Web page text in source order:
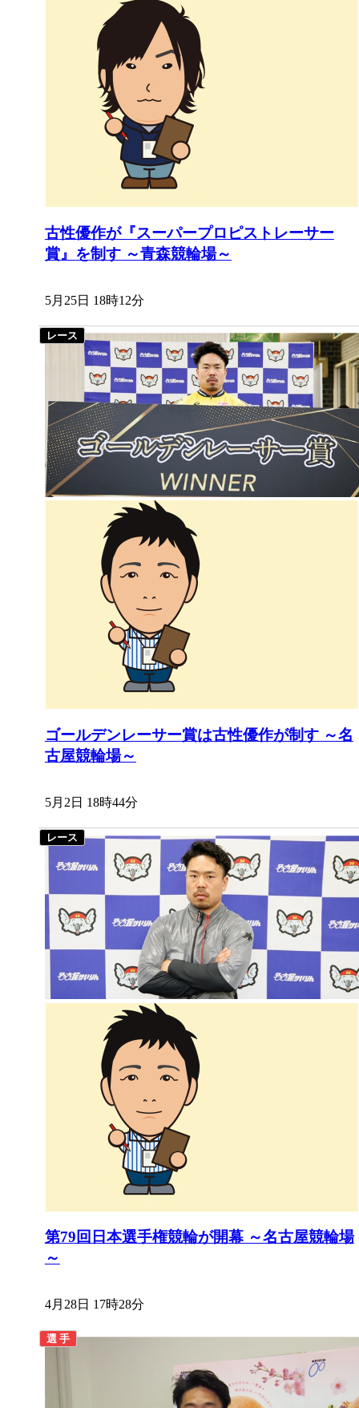
古性優作が『スーパープロピストレーサー
賞』を制す ～青森競輪場～
5月25日 18時12分
ゴールデンレーサー賞は古性優作が制す ～名
古屋競輪場～
5月2日 18時44分
第79回日本選手権競輪が開幕 ～名古屋競輪場
～
4月28日 17時28分